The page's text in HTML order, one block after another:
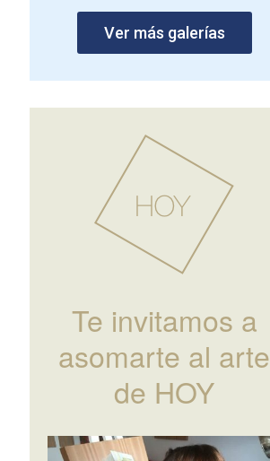
Ver más galerías
Te invitamos a
asomarte al arte
de HOY